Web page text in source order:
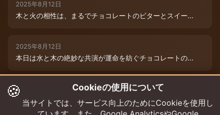
2025年8月12日
木と火の相性は、まるでチョコレートのビターとスイー...
2025年8月12日
本日は水と木の絶妙な共演が運命を紡ぐチョコレートの...
2025年8月12日
本日は、燃えるような情熱と成長のエネルギーが交差す...
🍪 Cookieの使用について
当サイトでは、サービス向上のためにCookieを使用し